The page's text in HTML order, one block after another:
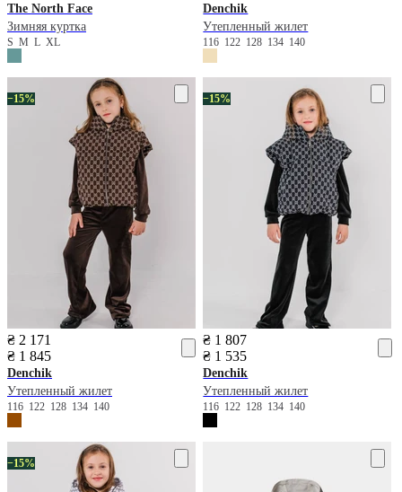
The North Face
Зимняя куртка
S M L XL
Denchik
Утепленный жилет
116 122 128 134 140
−15%
₴ 2 171
₴ 1 845
Denchik
Утепленный жилет
116 122 128 134 140
−15%
₴ 1 807
₴ 1 535
Denchik
Утепленный жилет
116 122 128 134 140
−15%